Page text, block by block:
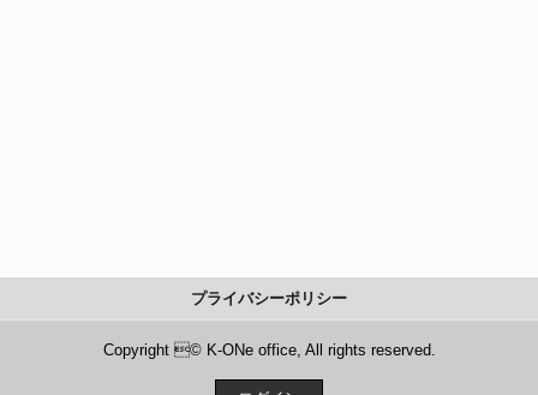
プライバシーポリシー
Copyright © K-ONe office, All rights reserved.